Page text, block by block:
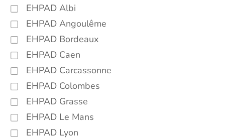
EHPAD Albi
EHPAD Angoulême
EHPAD Bordeaux
EHPAD Caen
EHPAD Carcassonne
EHPAD Colombes
EHPAD Grasse
EHPAD Le Mans
EHPAD Lyon